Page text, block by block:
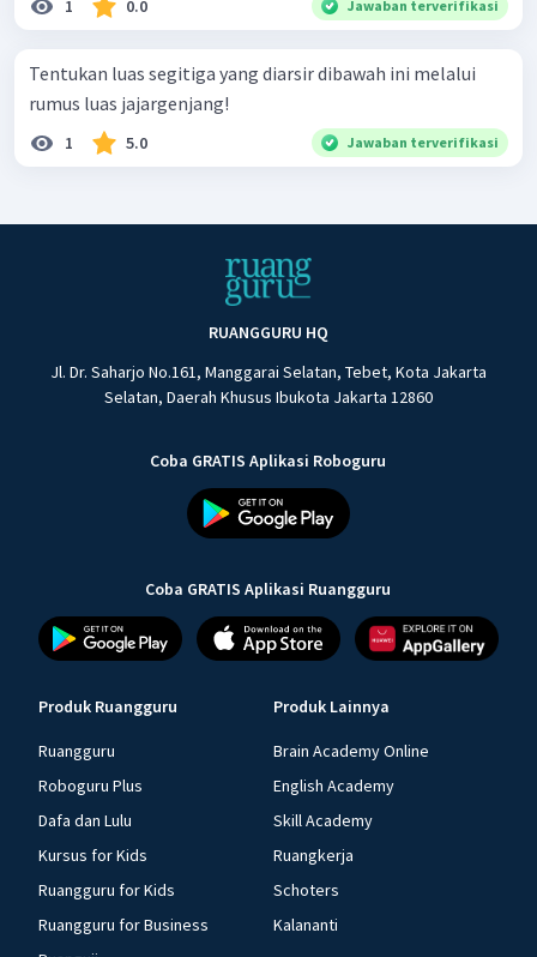
1 0.0 Jawaban terverifikasi
Tentukan luas segitiga yang diarsir dibawah ini melalui
rumus luas jajargenjang!
1 5.0 Jawaban terverifikasi
RUANGGURU HQ
Jl. Dr. Saharjo No.161, Manggarai Selatan, Tebet, Kota Jakarta
Selatan, Daerah Khusus Ibukota Jakarta 12860
Coba GRATIS Aplikasi Roboguru
Coba GRATIS Aplikasi Ruangguru
Produk Ruangguru
Ruangguru
Roboguru Plus
Dafa dan Lulu
Kursus for Kids
Ruangguru for Kids
Ruangguru for Business
Produk Lainnya
Brain Academy Online
English Academy
Skill Academy
Ruangkerja
Schoters
Kalananti